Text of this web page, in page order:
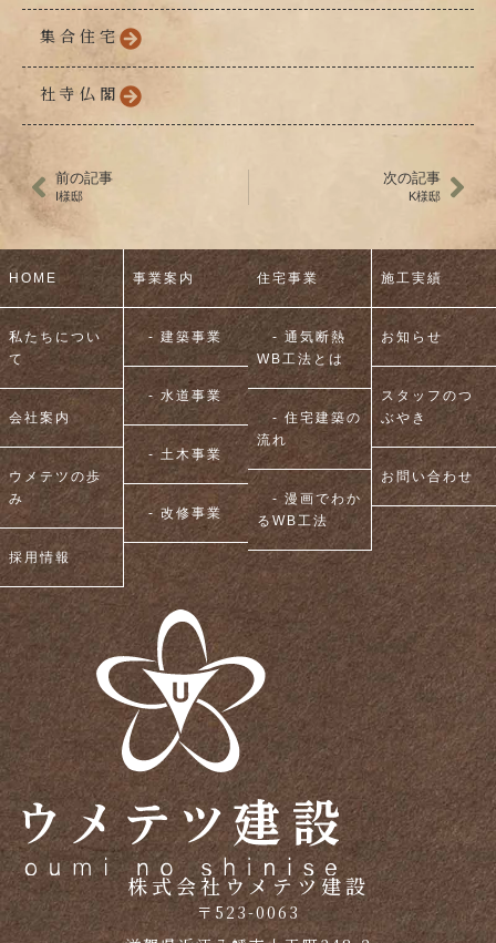
集合住宅
社寺仏閣
前の記事
I様邸
次の記事
K様邸
株式会社ウメテツ建設
〒523-0063
HOME
私たちについ
て
会社案内
ウメテツの歩
み
採用情報
事業案内
- 建築事業
- 水道事業
- 土木事業
- 改修事業
住宅事業
- 通気断熱
WB工法とは
- 住宅建築の
流れ
- 漫画でわか
るWB工法
施工実績
お知らせ
スタッフのつ
ぶやき
お問い合わせ